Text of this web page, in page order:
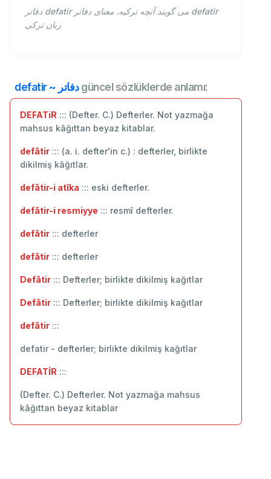
دفاتر defatir می گویند آنچه ترکیه. معنای دفاتر defatir
زبان ترکی
defatir ~ دفاترgüncel sözlüklerde anlamı:
DEFATiR ::: (Defter. C.) Defterler. Not yazmağa
mahsus kâğıttan beyaz kitablar.
defâtir ::: (a. i. defter'in c.) : defterler, birlikte
dikilmiş kâğıtlar.
defâtir-i atîka ::: eski defterler.
defâtir-i resmiyye ::: resmî defterler.
defâtir ::: defterler
defâtir ::: ‬defterler
Defâtir ::: Defterler; birlikte dikilmiş kağıtlar
Defâtir ::: Defterler; birlikte dikilmiş kağıtlar
defâtir :::
defatir - defterler; birlikte dikilmiş kağıtlar
DEFATİR :::
(Defter. C.) Defterler. Not yazmağa mahsus
kâğıttan beyaz kitablar